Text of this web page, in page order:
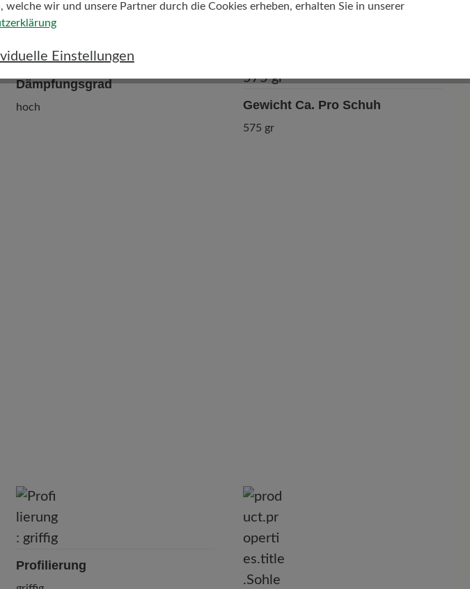
Dämpfungsgrad
hoch Gewicht Ca. Pro Schuh
575 gr
Profilierung
wir und unsere Partner durch die Cookies erheben, erhalten Sie in unserer
Einstellungen